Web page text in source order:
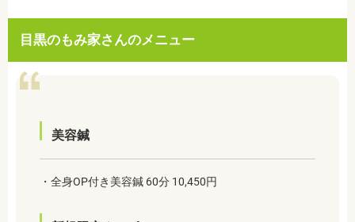
目黒のもみ家さんのメニュー
美容鍼
・全身OP付き美容鍼 60分 10,450円